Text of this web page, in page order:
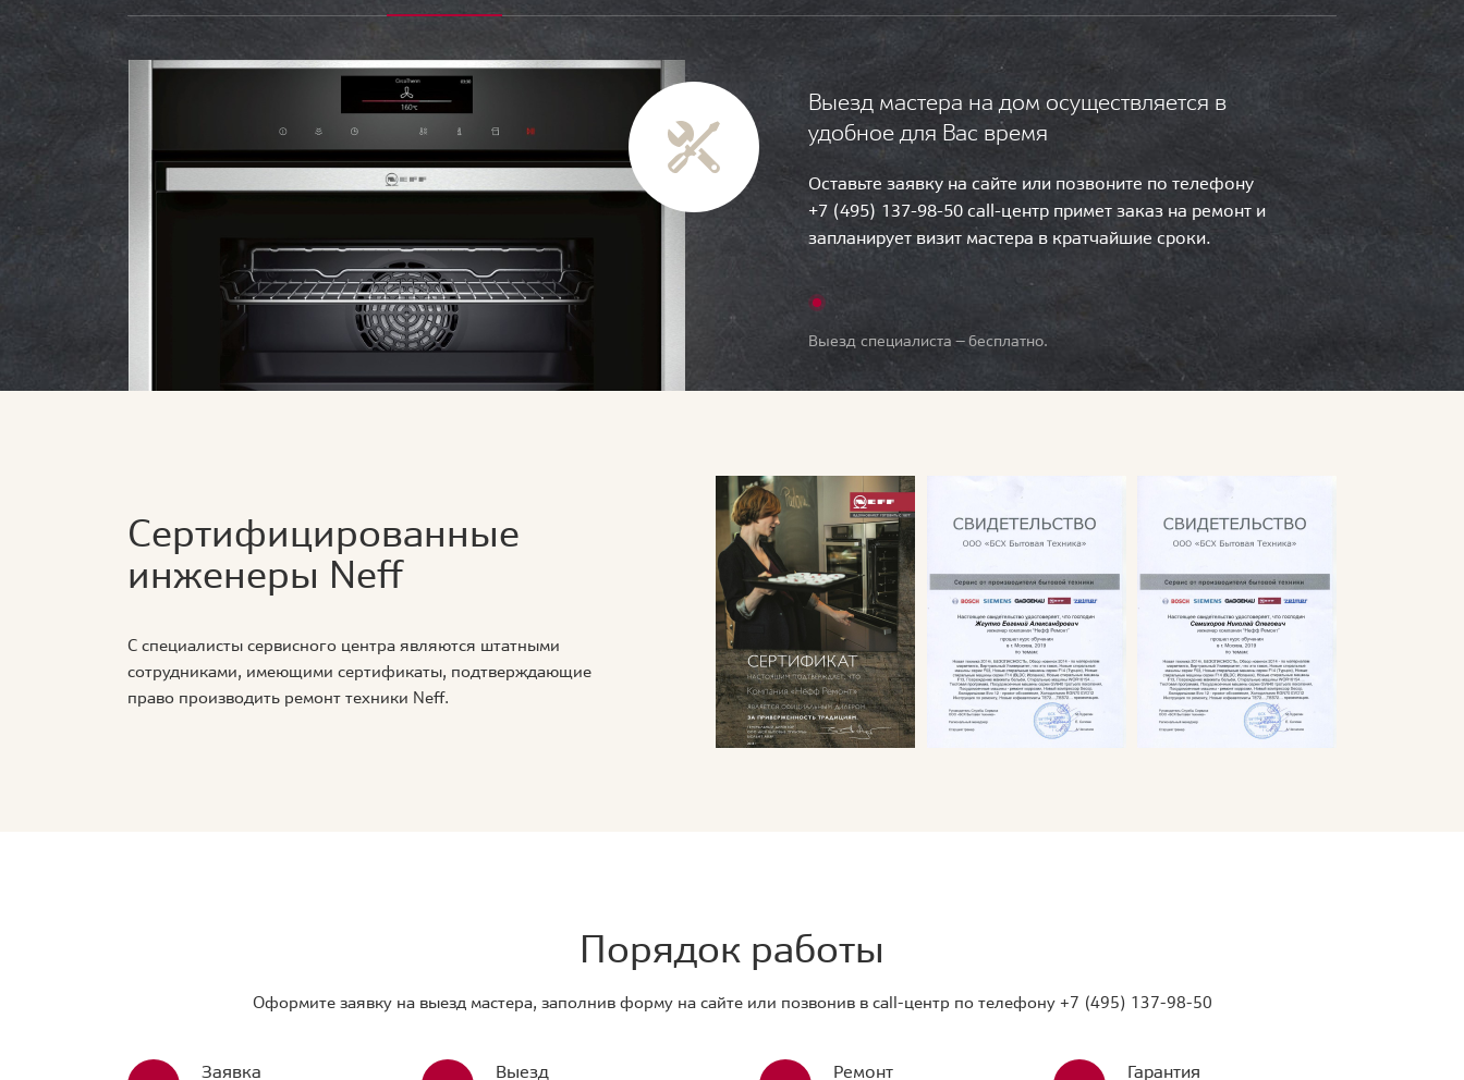
Выезд мастера на дом осуществляется в
удобное для Вас время
Оставьте заявку на сайте или позвоните по телефону
+7 (495) 137-98-50 call-центр примет заказ на ремонт и
запланирует визит мастера в кратчайшие сроки.
Выезд специалиста — бесплатно.
Сертифицированные
инженеры Neff
С специалисты сервисного центра являются штатными
сотрудниками, имеющими сертификаты, подтверждающие
право производить ремонт техники Neff.
Порядок работы
Оформите заявку на выезд мастера, заполнив форму на сайте или позвонив в call-центр по телефону +7 (495) 137-98-50
Заявка Выезд Ремонт Гарантия